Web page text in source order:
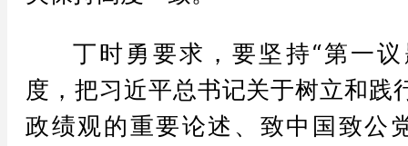
丁时勇要求，要坚持“第一议
度，把习近平总书记关于树立和践
政绩观的重要论述、致中国致公